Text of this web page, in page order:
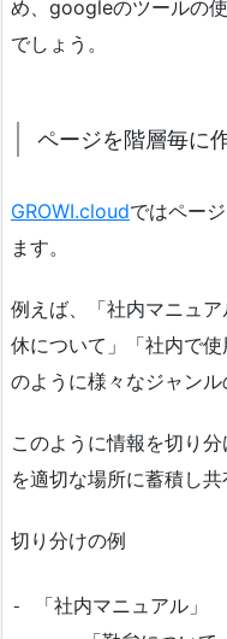
め、googleのツールの
でしょう。
ページを階層毎に
GROWI.cloudではペー
ます。
例えば、「社内マニュ
休について」「社内で
のように様々なジャンル
このように情報を切り
を適切な場所に蓄積し共
切り分けの例
- 「社内マニュアル」